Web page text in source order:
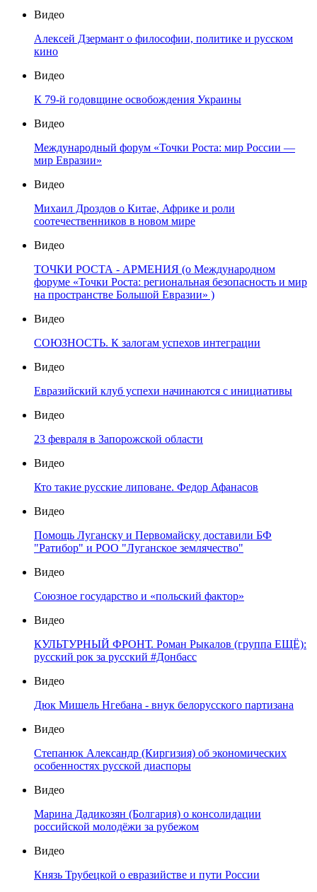
Видео
Алексей Дзермант о философии, политике и русском
кино
Видео
К 79-й годовщине освобождения Украины
Видео
Международный форум «Точки Роста: мир России —
мир Евразии»
Видео
Михаил Дроздов о Китае, Африке и роли
соотечественников в новом мире
Видео
ТОЧКИ РОСТА - АРМЕНИЯ (о Международном
форуме «Точки Роста: региональная безопасность и мир
на пространстве Большой Евразии» )
Видео
СОЮЗНОСТЬ. К залогам успехов интеграции
Видео
Евразийский клуб успехи начинаются с инициативы
Видео
23 февраля в Запорожской области
Видео
Кто такие русские липоване. Федор Афанасов
Видео
Помощь Луганску и Первомайску доставили БФ
"Ратибор" и РОО "Луганское землячество"
Видео
Союзное государство и «польский фактор»
Видео
КУЛЬТУРНЫЙ ФРОНТ. Роман Рыкалов (группа ЕЩЁ):
русский рок за русский #Донбасс
Видео
Дюк Мишель Нгебана - внук белорусского партизана
Видео
Степанюк Александр (Киргизия) об экономических
особенностях русской диаспоры
Видео
Марина Дадикозян (Болгария) о консолидации
российской молодёжи за рубежом
Видео
Князь Трубецкой о евразийстве и пути России